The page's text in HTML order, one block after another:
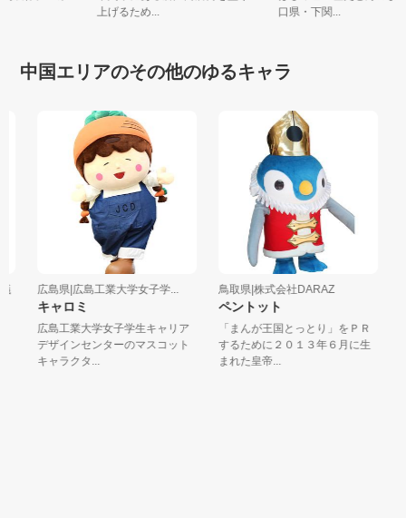
上げるため...
口県・下関...
中国エリアのその他のゆるキャラ
広島県|広島工業大学女子学...
キャロミ
広島工業大学女子学生キャリア
デザインセンターのマスコット
キャラクタ...
鳥取県|株式会社DARAZ
ペントット
「まんが王国とっとり」をＰＲ
するために２０１３年６月に生
まれた皇帝...